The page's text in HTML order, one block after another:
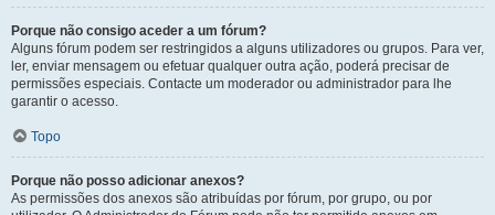
Porque não consigo aceder a um fórum?
Alguns fórum podem ser restringidos a alguns utilizadores ou grupos. Para ver,
ler, enviar mensagem ou efetuar qualquer outra ação, poderá precisar de
permissões especiais. Contacte um moderador ou administrador para lhe
garantir o acesso.
Topo
Porque não posso adicionar anexos?
As permissões dos anexos são atribuídas por fórum, por grupo, ou por